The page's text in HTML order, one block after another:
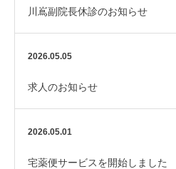
川嶌副院長休診のお知らせ
2026.05.05
求人のお知らせ
2026.05.01
宅薬便サービスを開始しました